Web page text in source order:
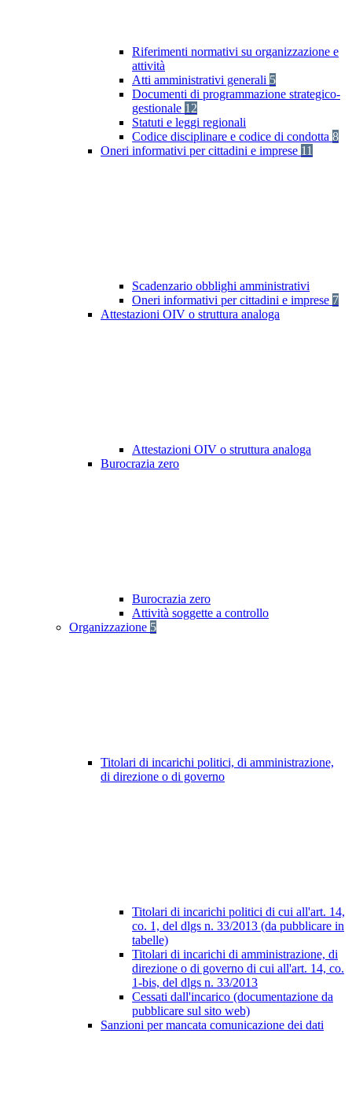
Riferimenti normativi su organizzazione e
attività
Atti amministrativi generali 5
Documenti di programmazione strategico-
gestionale 12
Statuti e leggi regionali
Codice disciplinare e codice di condotta 8
Oneri informativi per cittadini e imprese 11
Scadenzario obblighi amministrativi
Oneri informativi per cittadini e imprese 7
Attestazioni OIV o struttura analoga
Attestazioni OIV o struttura analoga
Burocrazia zero
Burocrazia zero
Attività soggette a controllo
Organizzazione 5
Titolari di incarichi politici, di amministrazione,
di direzione o di governo
Titolari di incarichi politici di cui all'art. 14,
co. 1, del dlgs n. 33/2013 (da pubblicare in
tabelle)
Titolari di incarichi di amministrazione, di
direzione o di governo di cui all'art. 14, co.
1-bis, del dlgs n. 33/2013
Cessati dall'incarico (documentazione da
pubblicare sul sito web)
Sanzioni per mancata comunicazione dei dati